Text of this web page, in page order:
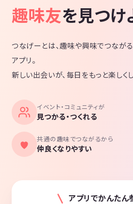
趣味友を見つけ
つなげーとは、趣味や興味でつながる
アプリ。
新しい出会いが、毎日をもっと楽しくし
イベント・コミュニティが
見つかる・つくれる
共通の趣味でつながるから
仲良くなりやすい
アプリでかんたん